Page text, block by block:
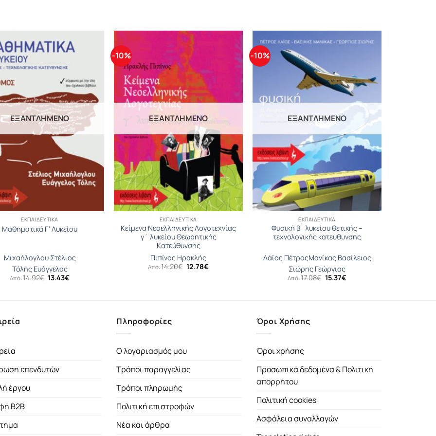
ΕΞΑΝΤΛΗΜΈΝΟ
ΕΚΠΑΙΔΕΥΤΙΚΆ
Μαθηματικά Γ’ Λυκείου
Μιχαήλογλου Στέλιος
Τόλης Ευάγγελος
Από:14.92€ Original
price
13.43€
-10%
ΕΞΑΝΤΛΗΜΈΝΟ
ΕΚΠΑΙΔΕΥΤΙΚΆ
Κείμενα Nεοελληνικής Λογοτεχνίας
γ΄ λυκείου Θεωρητικής
Kατεύθυνσης
Πιπίνος Ηρακλής
Από:14.20€ Original
price
12.78€Η
-10%
ΕΞΑΝΤΛΗΜΈΝΟ
ΕΚΠΑΙΔΕΥΤΙΚΆ
Φυσική β` λυκείου θετικής –
τεχνολογικής κατεύθυνσης
Λάϊος ΠέτροςΜανίκας Βασίλειος
Σιώρης Γεώργιος
Από:17.08€ Original
price
15.37€Η
επενδυτών
έργου
B2B
Πληροφορίες
Ο λογαριασμός μου
Τρόποι παραγγελίας
Τρόποι πληρωμής
Πολιτική επιστροφών
Νέα και άρθρα
Όροι Χρήσης
Όροι χρήσης
Προσωπικά δεδομένα & Πολιτική
απορρήτου
Πολιτική cookies
Ασφάλεια συναλλαγών